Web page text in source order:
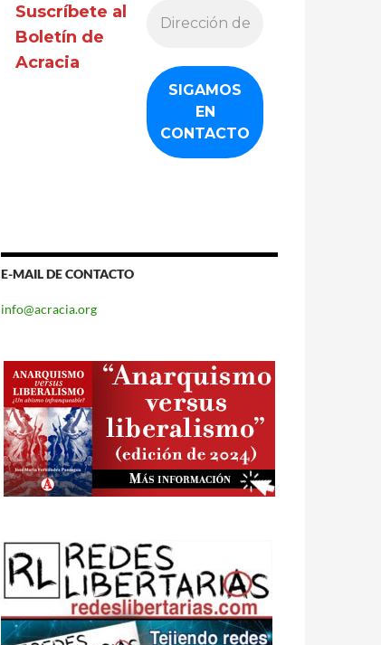
Suscríbete al
Boletín de
Acracia
E-MAIL DE CONTACTO
info@acracia.org